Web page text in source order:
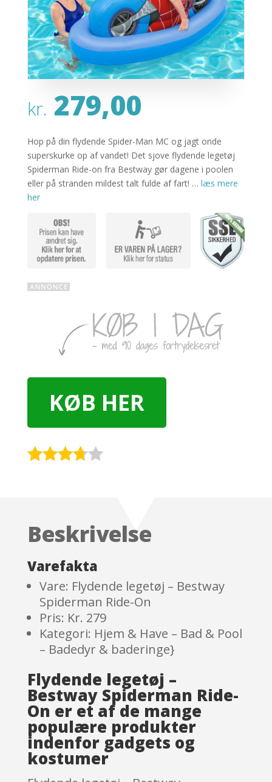
kr. 279,00
Hop på din flydende Spider-Man MC og jagt onde
superskurke op af vandet! Det sjove flydende legetøj
Spiderman Ride-on fra Bestway gør dagene i poolen
eller på stranden mildest talt fulde af fart! … læs mere
her
KØB HER
on
er
Beskrivelse
Varefakta
Vare: Flydende legetøj – Bestway
Spiderman Ride-On
Pris: Kr. 279
Kategori: Hjem & Have – Bad & Pool
– Badedyr & baderinge}
Flydende legetøj –
Bestway Spiderman Ride-
On er et af de mange
populære produkter
indenfor gadgets og
kostumer